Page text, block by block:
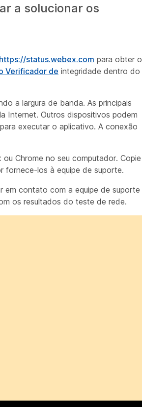
a solucionar os
https://status.webex.com para obter o
Verificador de integridade dentro do
a largura de banda. As principais
Internet. Outros dispositivos podem
executar o aplicativo. A conexão
Chrome no seu computador. Copie
fornece-los à equipe de suporte.
em contato com a equipe de suporte
os resultados do teste de rede.